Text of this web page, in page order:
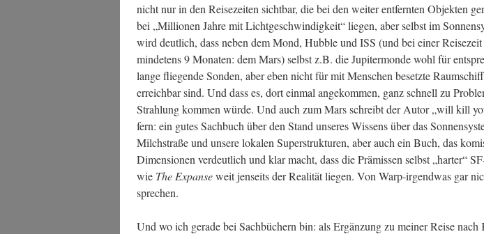
nicht nur in den Rei­se­zei­ten sicht­bar, die bei den wei­ter ent­fern­ten Objek­ten
bei „Mil­lio­nen Jah­re mit Licht­ge­schwin­dig­keit“ lie­gen, aber selbst im
wird deut­lich, dass neben dem Mond, Hub­ble und ISS (und bei einer Rei­se­zeit
min­de­tens 9 Mona­ten: dem Mars) selbst z.B. die Jupi­ter­mon­de wohl für
lan­ge flie­gen­de Son­den, aber eben nicht für mit Men­schen besetz­te
erreich­bar sind. Und dass es, dort ein­mal ange­kom­men, ganz schnell zu
Strah­lung kom­men wür­de. Und auch zum Mars schreibt der Autor „will kill
fern: ein gutes Sach­buch über den Stand unse­res Wis­sens über das
Milch­stra­ße und unse­re loka­len Super­struk­tu­ren, aber auch ein Buch, das
Dimen­sio­nen ver­deut­lich und klar macht, dass die Prä­mis­sen selbst „har­ter“
wie The Expan­seweit jen­seits der Rea­li­tät lie­gen. Von Warp-irgend­was gar
sprechen.
Und wo ich gera­de bei Sach­bü­chern bin: als Ergän­zung zu mei­ner Rei­se